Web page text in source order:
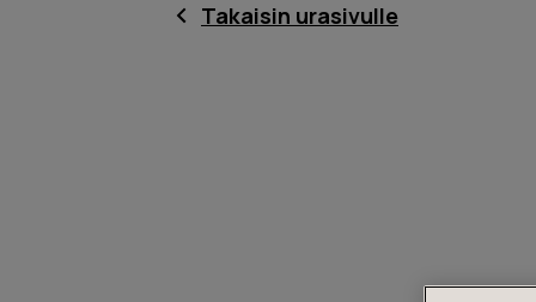
Takaisin urasivulle